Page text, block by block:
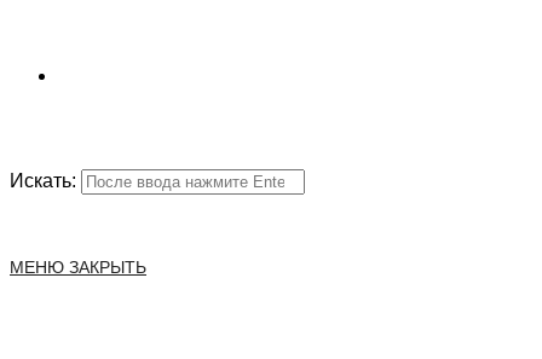
Искать:
МЕНЮ ЗАКРЫТЬ